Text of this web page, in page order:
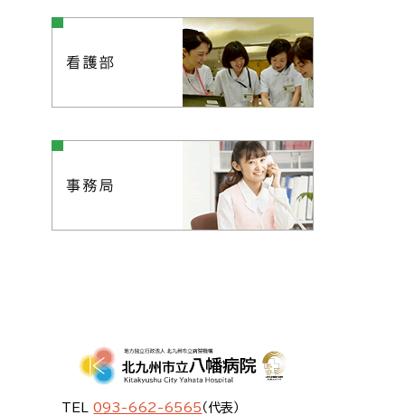
TEL093-662-6565 （代表）